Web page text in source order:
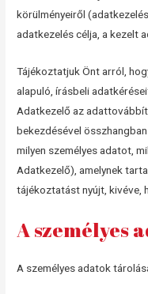
körülményeiről
adatkezelés célja, a kezelt
Tájékoztatjuk Önt arról,
alapuló, írásbeli
Adatkezelő az
bekezdésével
milyen személyes adatot,
Adatkezelő), amelynek
tájékoztatást nyújt, kivéve,
A személyes
A személyes adatok